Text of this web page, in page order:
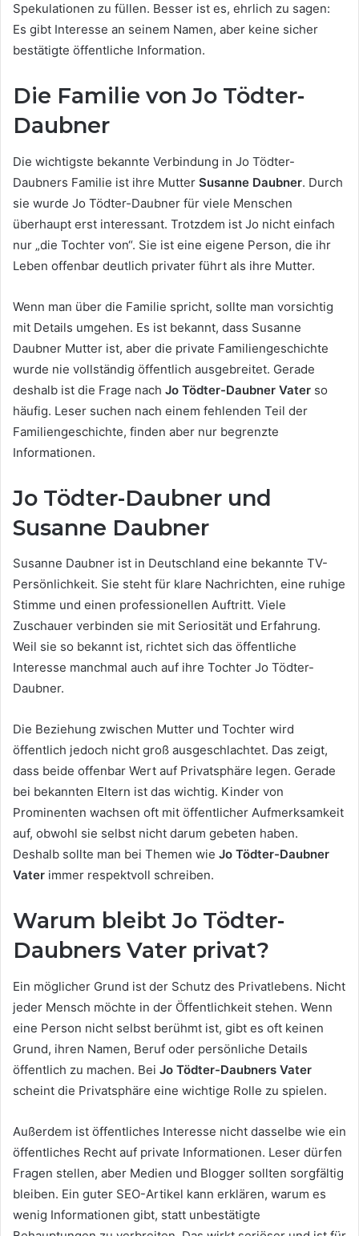
Spekulationen zu füllen. Besser ist es, ehrlich zu sagen:
Es gibt Interesse an seinem Namen, aber keine sicher
bestätigte öffentliche Information.
Die Familie von Jo Tödter-
Daubner
Die wichtigste bekannte Verbindung in Jo Tödter-
Daubners Familie ist ihre Mutter Susanne Daubner. Durch
sie wurde Jo Tödter-Daubner für viele Menschen
überhaupt erst interessant. Trotzdem ist Jo nicht einfach
nur „die Tochter von“. Sie ist eine eigene Person, die ihr
Leben offenbar deutlich privater führt als ihre Mutter.
Wenn man über die Familie spricht, sollte man vorsichtig
mit Details umgehen. Es ist bekannt, dass Susanne
Daubner Mutter ist, aber die private Familiengeschichte
wurde nie vollständig öffentlich ausgebreitet. Gerade
deshalb ist die Frage nach Jo Tödter-Daubner Vater so
häufig. Leser suchen nach einem fehlenden Teil der
Familiengeschichte, finden aber nur begrenzte
Informationen.
Jo Tödter-Daubner und
Susanne Daubner
Susanne Daubner ist in Deutschland eine bekannte TV-
Persönlichkeit. Sie steht für klare Nachrichten, eine ruhige
Stimme und einen professionellen Auftritt. Viele
Zuschauer verbinden sie mit Seriosität und Erfahrung.
Weil sie so bekannt ist, richtet sich das öffentliche
Interesse manchmal auch auf ihre Tochter Jo Tödter-
Daubner.
Die Beziehung zwischen Mutter und Tochter wird
öffentlich jedoch nicht groß ausgeschlachtet. Das zeigt,
dass beide offenbar Wert auf Privatsphäre legen. Gerade
bei bekannten Eltern ist das wichtig. Kinder von
Prominenten wachsen oft mit öffentlicher Aufmerksamkeit
auf, obwohl sie selbst nicht darum gebeten haben.
Deshalb sollte man bei Themen wie Jo Tödter-Daubner
Vater immer respektvoll schreiben.
Warum bleibt Jo Tödter-
Daubners Vater privat?
Ein möglicher Grund ist der Schutz des Privatlebens. Nicht
jeder Mensch möchte in der Öffentlichkeit stehen. Wenn
eine Person nicht selbst berühmt ist, gibt es oft keinen
Grund, ihren Namen, Beruf oder persönliche Details
öffentlich zu machen. Bei Jo Tödter-Daubners Vater
scheint die Privatsphäre eine wichtige Rolle zu spielen.
Außerdem ist öffentliches Interesse nicht dasselbe wie ein
öffentliches Recht auf private Informationen. Leser dürfen
Fragen stellen, aber Medien und Blogger sollten sorgfältig
bleiben. Ein guter SEO-Artikel kann erklären, warum es
wenig Informationen gibt, statt unbestätigte